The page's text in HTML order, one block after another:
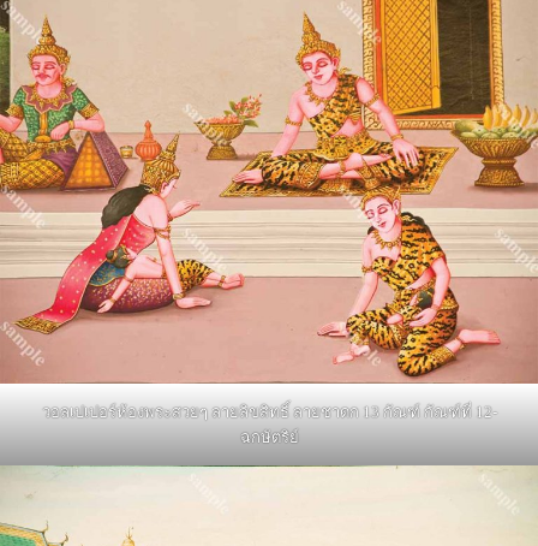
วอลเปเปอร์ห้องพระสวยๆ ลายลิขสิทธิ์ ลายชาดก 13 กัณฑ์ กัณฑ์ที่ 12-
ฉกษัตริย์